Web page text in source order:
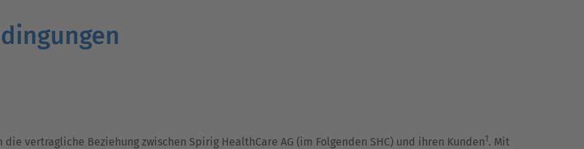
vertragliche Beziehung zwischen Spirig HealthCare AG (im Folgenden SHC) und ihren Kunden1 . Mit